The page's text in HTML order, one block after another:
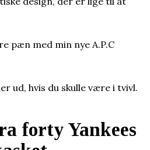
pæn med min nye A.P.C
ud, hvis du skulle være i tvivl.
forty Yankees